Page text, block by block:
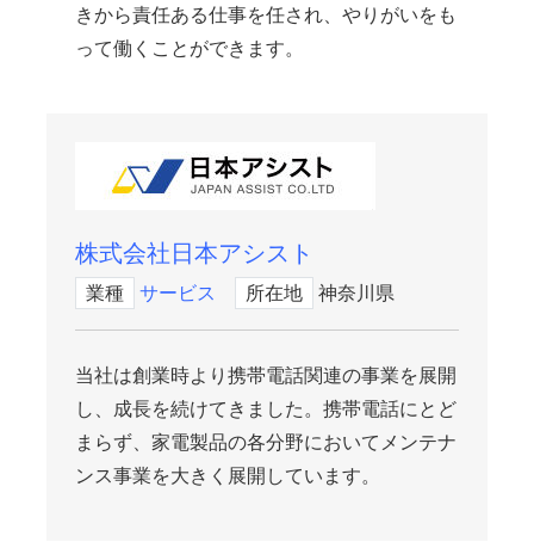
きから責任ある仕事を任され、やりがいをも
って働くことができます。
株式会社日本アシスト
業種 サービス 所在地 神奈川県
当社は創業時より携帯電話関連の事業を展開
し、成長を続けてきました。携帯電話にとど
まらず、家電製品の各分野においてメンテナ
ンス事業を大きく展開しています。